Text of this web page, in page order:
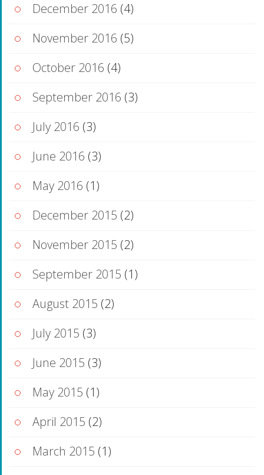
December 2016 (4)
November 2016 (5)
October 2016 (4)
September 2016 (3)
July 2016 (3)
June 2016 (3)
May 2016 (1)
December 2015 (2)
November 2015 (2)
September 2015 (1)
August 2015 (2)
July 2015 (3)
June 2015 (3)
May 2015 (1)
April 2015 (2)
March 2015 (1)